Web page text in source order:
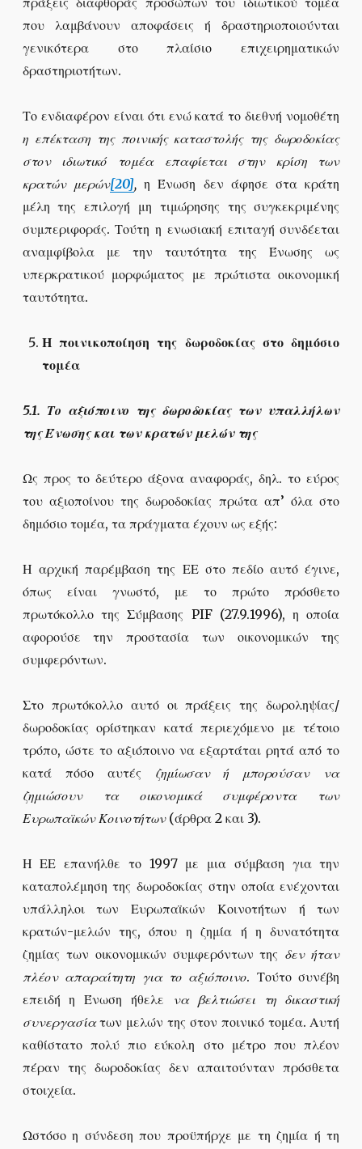
που λαμβάνουν αποφάσεις ή δραστηριοποιούνται
γενικότερα στο πλαίσιο επιχειρηματικών
δραστηριοτήτων.
Το ενδιαφέρον είναι ότι ενώ κατά το διεθνή νομοθέτη
η επέκταση της ποινικής καταστολής της δωροδοκίας
στον ιδιωτικό τομέα επαφίεται στην κρίση των
κρατών μερών[20],η Ένωση δεν άφησε στα κράτη
μέλη της επιλογή μη τιμώρησης της συγκεκριμένης
συμπεριφοράς. Τούτη η ενωσιακή επιταγή συνδέεται
αναμφίβολα με την ταυτότητα της Ένωσης ως
υπερκρατικού μορφώματος με πρώτιστα οικονομική
ταυτότητα.
Η ποινικοποίηση της δωροδοκίας στο δημόσιο
τομέα
5.1. Το αξιόποινο της δωροδοκίας των υπαλλήλων
της Ένωσης και των κρατών μελών της
Ως προς το δεύτερο άξονα αναφοράς, δηλ. το εύρος
του αξιοποίνου της δωροδοκίας πρώτα απ’ όλα στο
δημόσιο τομέα, τα πράγματα έχουν ως εξής:
Η αρχική παρέμβαση της ΕΕ στο πεδίο αυτό έγινε,
όπως είναι γνωστό, με το πρώτο πρόσθετο
πρωτόκολλο της Σύμβασης PIF (27.9.1996), η οποία
αφορούσε την προστασία των οικονομικών της
συμφερόντων.
Στο πρωτόκολλο αυτό οι πράξεις της δωροληψίας/
δωροδοκίας ορίστηκαν κατά περιεχόμενο με τέτοιο
τρόπο, ώστε το αξιόποινο να εξαρτάται ρητά από το
κατά πόσο αυτές ζημίωσαν ή μπορούσαν να
ζημιώσουν τα οικονομικά συμφέροντα των
Ευρωπαϊκών Κοινοτήτων (άρθρα 2 και 3).
Η ΕΕ επανήλθε το 1997 με μια σύμβαση για την
καταπολέμηση της δωροδοκίας στην οποία ενέχονται
υπάλληλοι των Ευρωπαϊκών Κοινοτήτων ή των
κρατών-μελών της, όπου η ζημία ή η δυνατότητα
ζημίας των οικονομικών συμφερόντων της δεν ήταν
πλέον απαραίτητη για το αξιόποινο. Τούτο συνέβη
επειδή η Ένωση ήθελε
να βελτιώσει τη δικαστική
συνεργασίατων μελών της στον ποινικό τομέα. Αυτή
καθίστατο πολύ πιο εύκολη στο μέτρο που πλέον
πέραν της δωροδοκίας δεν απαιτούνταν πρόσθετα
στοιχεία.
Ωστόσο η σύνδεση που προϋπήρχε με τη ζημία ή τη